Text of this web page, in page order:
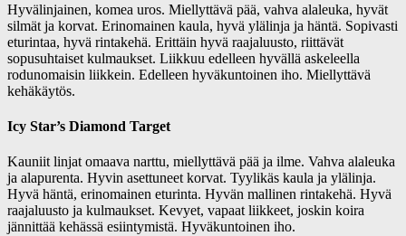
Hyvälinjainen, komea uros. Miellyttävä pää, vahva alaleuka, hyvät
silmät ja korvat. Erinomainen kaula, hyvä ylälinja ja häntä. Sopivasti
eturintaa, hyvä rintakehä. Erittäin hyvä raajaluusto, riittävät
sopusuhtaiset kulmaukset. Liikkuu edelleen hyvällä askeleella
rodunomaisin liikkein. Edelleen hyväkuntoinen iho. Miellyttävä
kehäkäytös.
Icy Star’s Diamond Target
Kauniit linjat omaava narttu, miellyttävä pää ja ilme. Vahva alaleuka
ja alapurenta. Hyvin asettuneet korvat. Tyylikäs kaula ja ylälinja.
Hyvä häntä, erinomainen eturinta. Hyvän mallinen rintakehä. Hyvä
raajaluusto ja kulmaukset. Kevyet, vapaat liikkeet, joskin koira
jännittää kehässä esiintymistä. Hyväkuntoinen iho.